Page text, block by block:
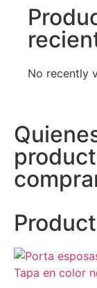
No recently